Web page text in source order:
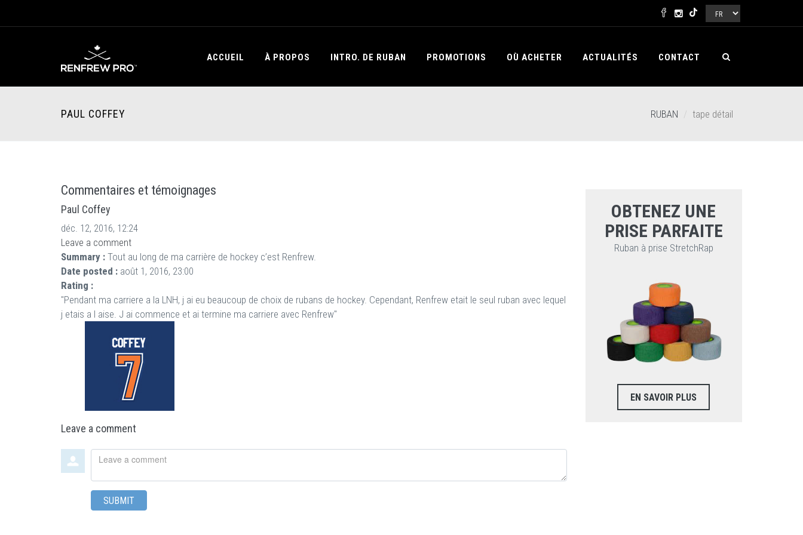
ACCUEIL À PROPOS INTRO. DE RUBAN PROMOTIONS OÙ ACHETER ACTUALITÉS CONTACT
PAUL COFFEY RUBAN tape détail
Commentaires et témoignages
Paul Coffey
déc. 12, 2016, 12:24
Leave a comment
Summary : Tout au long de ma carrière de hockey c’est Renfrew.
Date posted : août 1, 2016, 23:00
Rating :
"Pendant ma carriere a la LNH, j ai eu beaucoup de choix de rubans de hockey. Cependant, Renfrew etait le seul ruban avec lequel
j etais a l aise. J ai commence et ai termine ma carriere avec Renfrew"
Leave a comment
Leave
SUBMIT
OBTENEZ UNE
PRISE PARFAITE
Ruban à prise StretchRap
EN SAVOIR PLUS